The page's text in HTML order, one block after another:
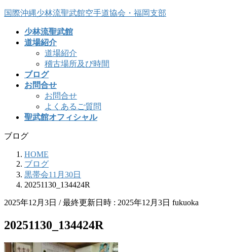
コ
ナ
国際沖縄少林流聖武館空手道協会・福岡支部
少林流聖武館
道場紹介
道場紹介
稽古場所及び時間
ブログ
お問合せ
お問合せ
よくあるご質問
聖武館オフィシャル
ブログ
HOME
ブログ
黒帯会11月30日
20251130_134424R
2025年12月3日 / 最終更新日時 : 2025年12月3日 fukuoka
20251130_134424R